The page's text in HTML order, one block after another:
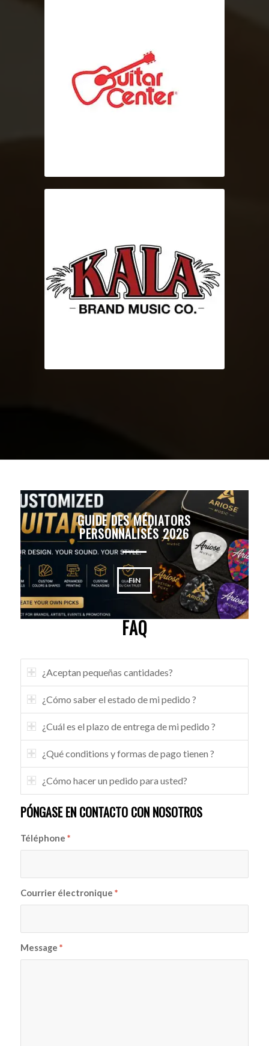
GUIDE DES MÉDIATORS
PERSONNALISÉS 2026
FIN
FAQ
¿Aceptan pequeñas cantidades?
¿Cómo saber el estado de mi pedido ?
¿Cuál es el plazo de entrega de mi pedido ?
¿Qué conditions y formas de pago tienen ?
¿Cómo hacer un pedido para usted?
PÓNGASE EN CONTACTO CON NOSOTROS
Téléphone *
Courrier électronique *
Message *